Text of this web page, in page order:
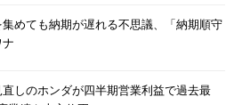
めても納期が遅れる不思議、「納期順守
しのホンダが四半期営業利益で過去最